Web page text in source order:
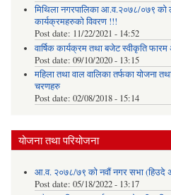
मिथिला नगरपालिका आ.व.२०७८/०७९ को
कार्यक्रमहरुको विवरण !!!
Post date: 11/22/2021 - 14:52
वार्षिक कार्यक्रम तथा बजेट स्वीकृति
Post date: 09/10/2020 - 13:15
महिला तथा वाल वालिका तर्फका याेजना
चरणहरु
Post date: 02/08/2018 - 15:14
योजना तथा परियोजना
आ.व. २०७८/७९ को नवौं नगर सभा (हिउदे
Post date: 05/18/2022 - 13:17